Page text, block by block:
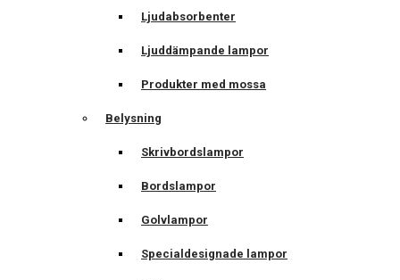
Ljudabsorbenter
Ljuddämpande lampor
Produkter med mossa
Belysning
Skrivbordslampor
Bordslampor
Golvlampor
Specialdesignade lampor